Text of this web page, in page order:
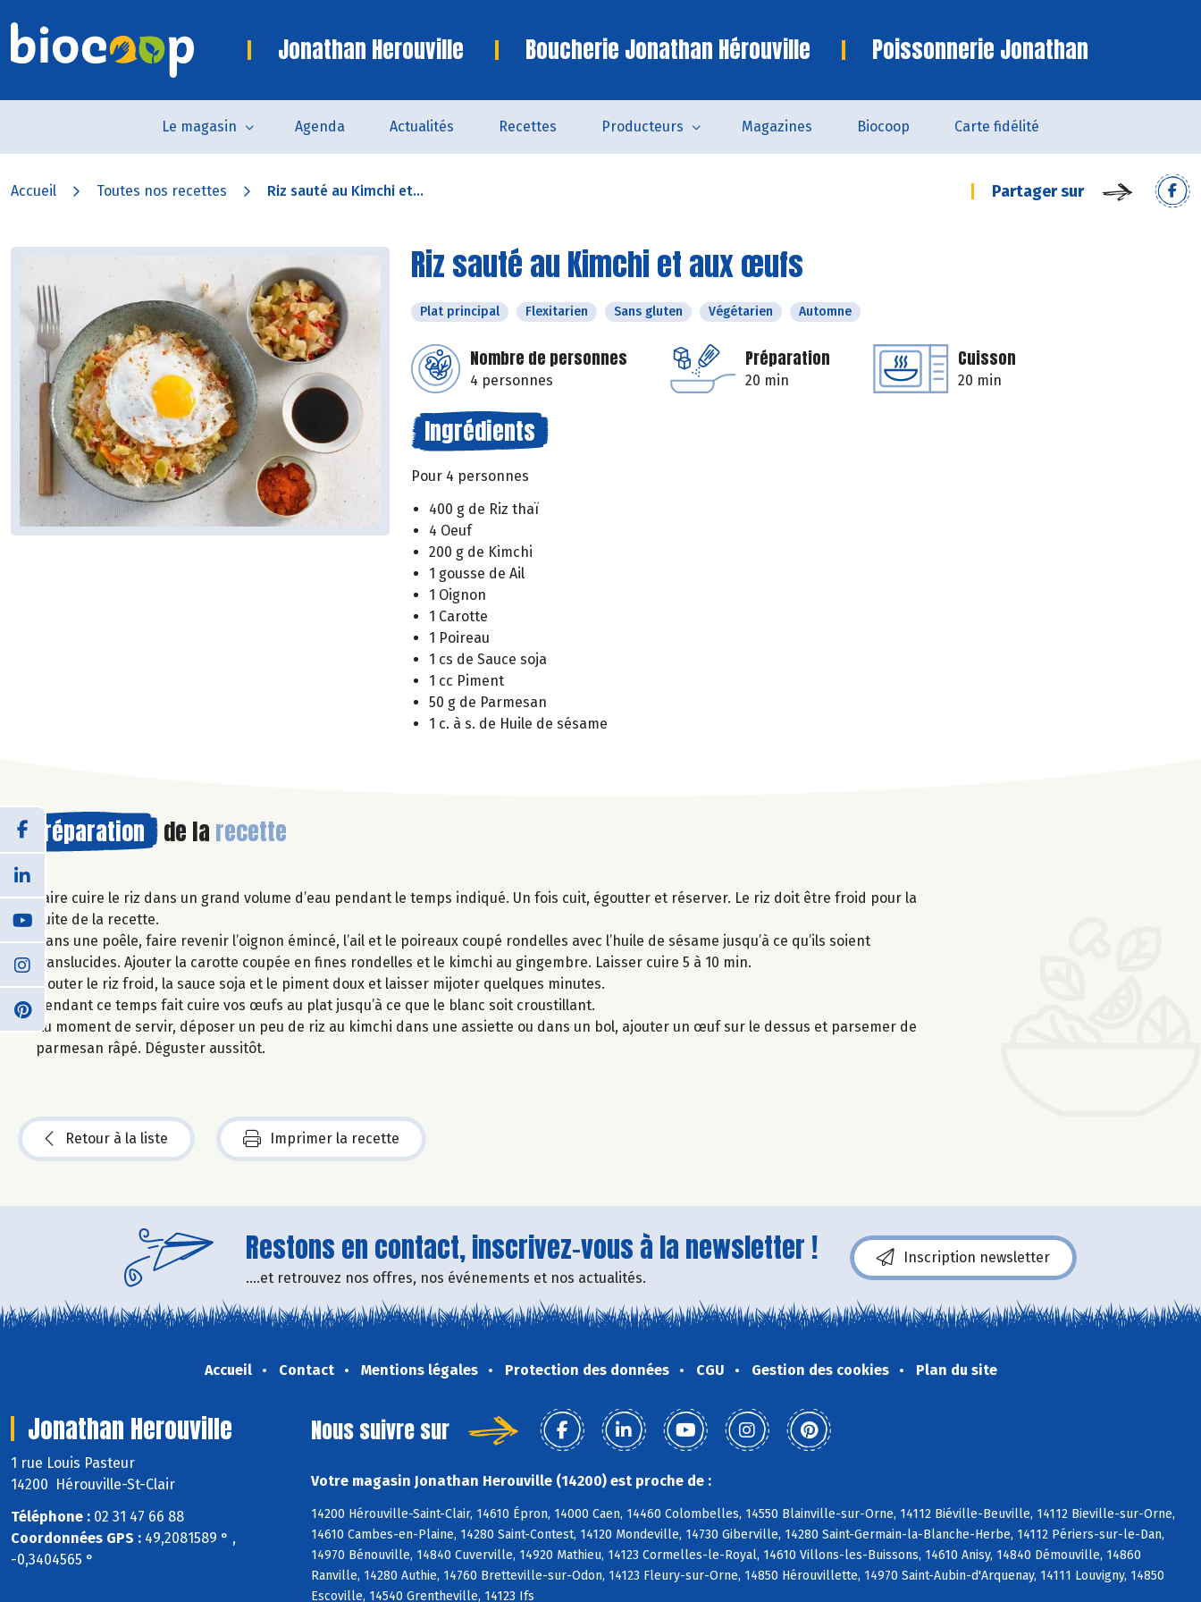
Jonathan Herouville Boucherie Jonathan Hérouville Poissonnerie Jonathan
Le magasin Agenda Actualités Recettes Producteurs Magazines Biocoop Carte fidélité
Accueil Toutes nos recettes Riz sauté au Kimchi et... Partager sur
Riz sauté au Kimchi et aux œufs
Plat principal Flexitarien Sans gluten Végétarien Automne
Nombre de personnes
4 personnes
Préparation
20 min
Cuisson
20 min
Ingrédients
Pour 4 personnes
400 g de Riz thaï
4 Oeuf
200 g de Kimchi
1 gousse de Ail
1 Oignon
1 Carotte
1 Poireau
1 cs de Sauce soja
1 cc Piment
50 g de Parmesan
1 c. à s. de Huile de sésame
Préparation de la recette
Faire cuire le riz dans un grand volume d’eau pendant le temps indiqué. Un fois cuit, égoutter et réserver. Le riz doit être froid pour la
suite de la recette.
Dans une poêle, faire revenir l’oignon émincé, l’ail et le poireaux coupé rondelles avec l’huile de sésame jusqu’à ce qu’ils soient
translucides. Ajouter la carotte coupée en fines rondelles et le kimchi au gingembre. Laisser cuire 5 à 10 min.
Ajouter le riz froid, la sauce soja et le piment doux et laisser mijoter quelques minutes.
Pendant ce temps fait cuire vos œufs au plat jusqu’à ce que le blanc soit croustillant.
Au moment de servir, déposer un peu de riz au kimchi dans une assiette ou dans un bol, ajouter un œuf sur le dessus et parsemer de
parmesan râpé. Déguster aussitôt.
Retour à la liste Imprimer la recette
Restons en contact, inscrivez-vous à la newsletter !
....et retrouvez nos offres, nos événements et nos actualités.
Inscription newsletter
Accueil Contact Mentions légales Protection des données CGU Gestion des cookies Plan du site
Jonathan Herouville
1 rue Louis Pasteur
14200 Hérouville-St-Clair
Téléphone : 02 31 47 66 88
Coordonnées GPS : 49,2081589 ° ,
-0,3404565 °
Nous suivre sur
Votre magasin Jonathan Herouville (14200) est proche de :
14200 Hérouville-Saint-Clair, 14610 Épron, 14000 Caen, 14460 Colombelles, 14550 Blainville-sur-Orne, 14112 Biéville-Beuville, 14112 Bieville-sur-Orne,
14610 Cambes-en-Plaine, 14280 Saint-Contest, 14120 Mondeville, 14730 Giberville, 14280 Saint-Germain-la-Blanche-Herbe, 14112 Périers-sur-le-Dan,
14970 Bénouville, 14840 Cuverville, 14920 Mathieu, 14123 Cormelles-le-Royal, 14610 Villons-les-Buissons, 14610 Anisy, 14840 Démouville, 14860
Ranville, 14280 Authie, 14760 Bretteville-sur-Odon, 14123 Fleury-sur-Orne, 14850 Hérouvillette, 14970 Saint-Aubin-d'Arquenay, 14111 Louvigny, 14850
Escoville, 14540 Grentheville, 14123 Ifs